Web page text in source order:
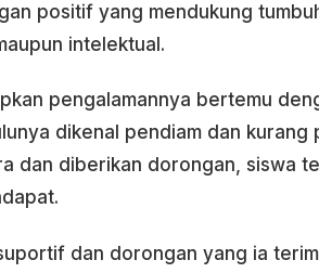
positif yang mendukung
intelektual.
pengalamannya bertemu
dikenal pendiam dan kurang
dan diberikan dorongan, siswa
dan dorongan yang ia